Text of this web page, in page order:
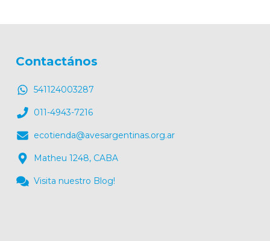
Contactános
541124003287
011-4943-7216
ecotienda@avesargentinas.org.ar
Matheu 1248, CABA
Visita nuestro Blog!